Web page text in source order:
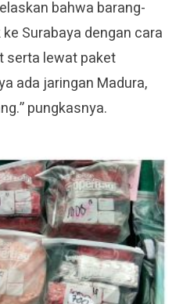
bahwa barang-
Surabaya dengan cara
serta lewat paket
ada jaringan Madura,
pungkasnya.